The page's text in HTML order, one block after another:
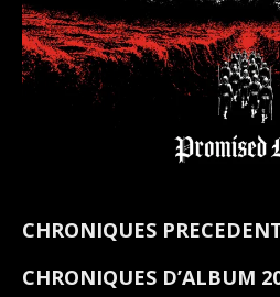
CHRONIQUES
CHRONIQUES D’ALBUM